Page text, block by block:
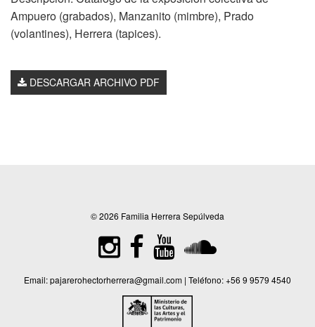
Ampuero (grabados), Manzanito (mimbre), Prado
(volantines), Herrera (tapices).
DESCARGAR ARCHIVO PDF
© 2026 Familia Herrera Sepúlveda
Email:pajarerohectorherrera@gmail.com | Teléfono:+56 9 9579 4540